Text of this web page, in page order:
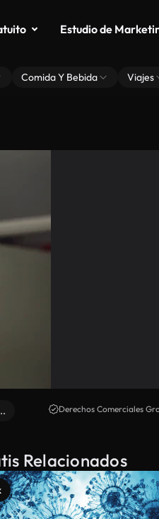
Estudio de
Comida Y Bebida Viajes
Derechos Comerciales
Relacionados